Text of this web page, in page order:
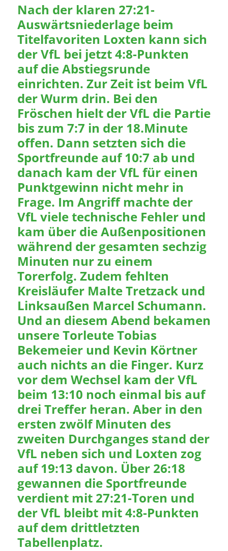
Nach der klaren 27:21-
Auswärtsniederlage beim
Titelfavoriten Loxten kann sich
der VfL bei jetzt 4:8-Punkten
auf die Abstiegsrunde
einrichten. Zur Zeit ist beim VfL
der Wurm drin. Bei den
Fröschen hielt der VfL die Partie
bis zum 7:7 in der 18.Minute
offen. Dann setzten sich die
Sportfreunde auf 10:7 ab und
danach kam der VfL für einen
Punktgewinn nicht mehr in
Frage. Im Angriff machte der
VfL viele technische Fehler und
kam über die Außenpositionen
während der gesamten sechzig
Minuten nur zu einem
Torerfolg. Zudem fehlten
Kreisläufer Malte Tretzack und
Linksaußen Marcel Schumann.
Und an diesem Abend bekamen
unsere Torleute Tobias
Bekemeier und Kevin Körtner
auch nichts an die Finger. Kurz
vor dem Wechsel kam der VfL
beim 13:10 noch einmal bis auf
drei Treffer heran. Aber in den
ersten zwölf Minuten des
zweiten Durchganges stand der
VfL neben sich und Loxten zog
auf 19:13 davon. Über 26:18
gewannen die Sportfreunde
verdient mit 27:21-Toren und
der VfL bleibt mit 4:8-Punkten
auf dem drittletzten
Tabellenplatz.